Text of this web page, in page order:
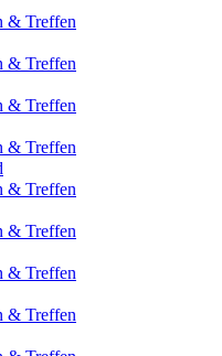
& Treffen
& Treffen
& Treffen
& Treffen
& Treffen
& Treffen
& Treffen
& Treffen